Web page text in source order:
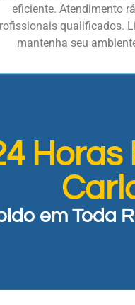
eficiente. Atendimento
qualificados.
mantenha seu
em Toda